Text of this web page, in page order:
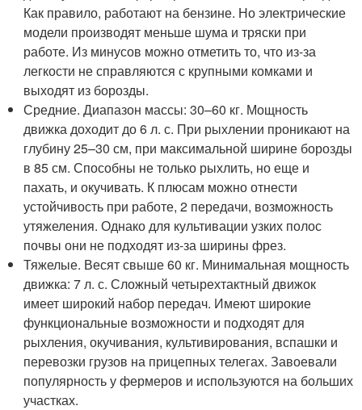
Как правило, работают на бензине. Но электрические
модели производят меньше шума и тряски при
работе. Из минусов можно отметить то, что из-за
легкости не справляются с крупными комками и
выходят из борозды.
Средние. Диапазон массы: 30–60 кг. Мощность
движка доходит до 6 л. с. При рыхлении проникают на
глубину 25–30 см, при максимальной ширине борозды
в 85 см. Способны не только рыхлить, но еще и
пахать, и окучивать. К плюсам можно отнести
устойчивость при работе, 2 передачи, возможность
утяжеления. Однако для культивации узких полос
почвы они не подходят из-за ширины фрез.
Тяжелые. Весят свыше 60 кг. Минимальная мощность
движка: 7 л. с. Сложный четырехтактный движок
имеет широкий набор передач. Имеют широкие
функциональные возможности и подходят для
рыхления, окучивания, культивирования, вспашки и
перевозки грузов на прицепных телегах. Завоевали
популярность у фермеров и используются на больших
участках.